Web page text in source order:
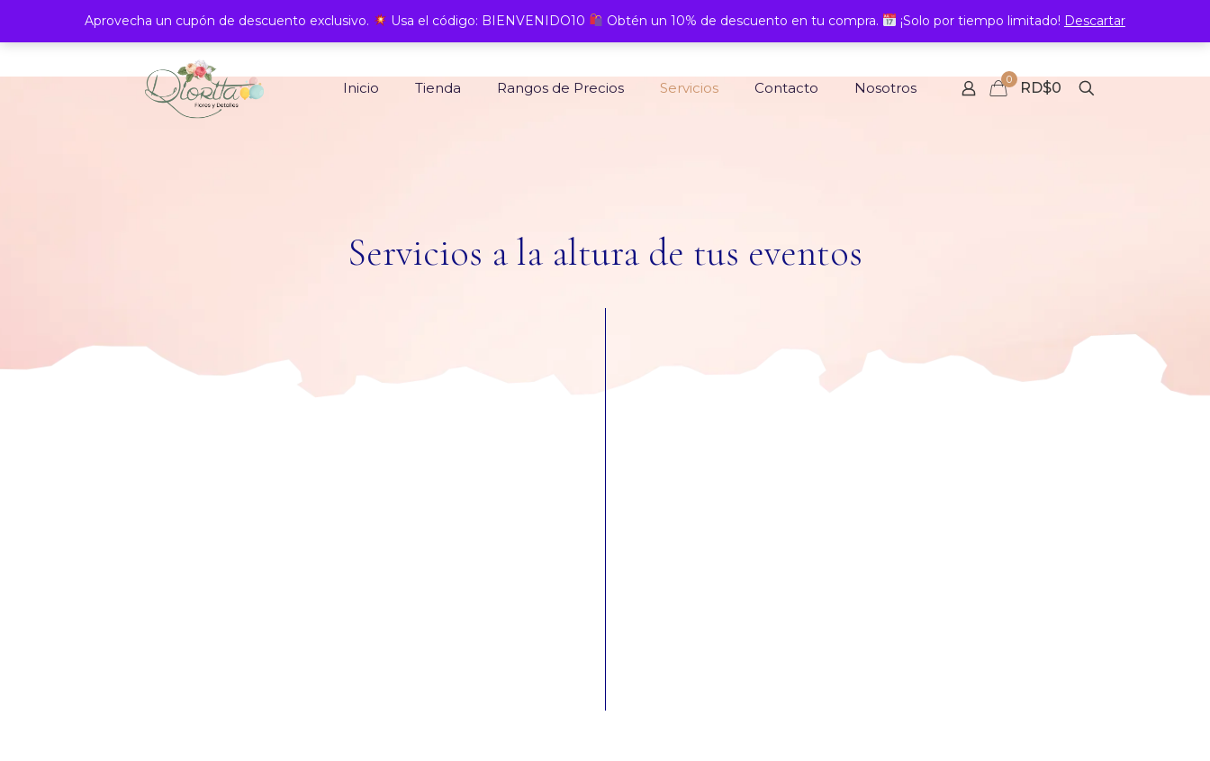
Inicio Tienda Rangos de Precios Servicios Contacto Nosotros 0 RD$0
Servicios a la altura de tus eventos
Aprovecha un cupón de descuento exclusivo. Usa el código: BIENVENIDO10 Obtén un 10% de descuento en tu compra. ¡Solo por tiempo limitado! Descartar